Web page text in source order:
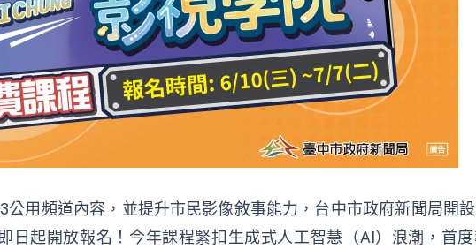
公用頻道內容，並提升市民影像敘事能力，台中市政府新聞局開
日起開放報名！今年課程緊扣生成式人工智慧（AI）浪潮，首